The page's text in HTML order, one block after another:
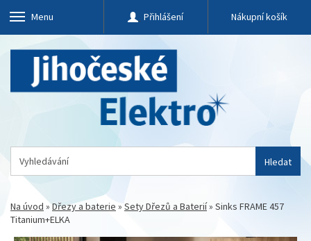
Menu Přihlášení Nákupní košík
Hledat
Na úvod »Dřezy a baterie » Sety Dřezů a Baterií» Sinks FRAME 457
Titanium+ELKA